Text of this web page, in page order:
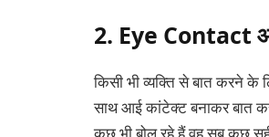
2. Eye Contact
किसी भी व्यक्ति से बात करने के
साथ आई कांटेक्ट बनाकर बात